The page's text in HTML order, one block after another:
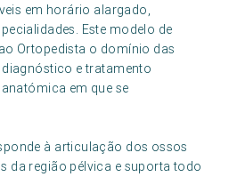
em horário alargado,
Este modelo de
Ortopedista o domínio das
e tratamento
em que se
à articulação dos ossos
da região pélvica e suporta todo